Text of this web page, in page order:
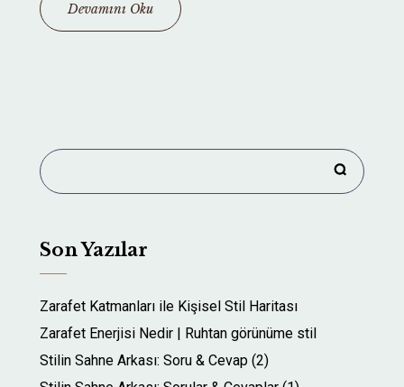
Devamını Oku
Son Yazılar
Zarafet Katmanları ile Kişisel Stil Haritası
Zarafet Enerjisi Nedir | Ruhtan görünüme stil
Stilin Sahne Arkası: Soru & Cevap (2)